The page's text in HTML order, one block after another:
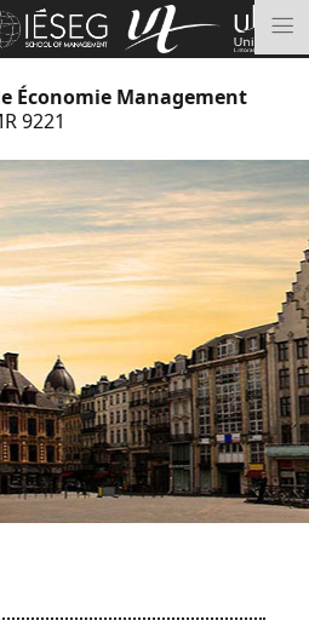
Économie Management
9221